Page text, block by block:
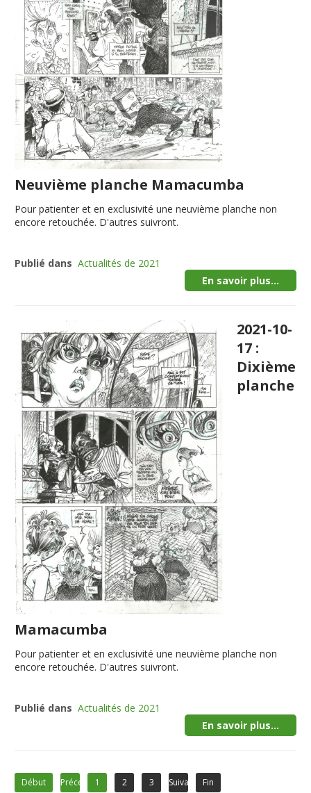
Neuvième planche Mamacumba
Pour patienter et en exclusivité une neuvième planche non
encore retouchée. D'autres suivront.
Publié dans Actualités de 2021
En savoir plus...
2021-10-
17 :
Dixième
planche
Mamacumba
Pour patienter et en exclusivité une neuvième planche non
encore retouchée. D'autres suivront.
Publié dans Actualités de 2021
En savoir plus...
Début Précédent1 2 3 Suivant Fin